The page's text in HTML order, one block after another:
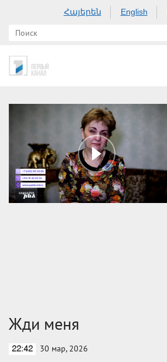
Հայերեն English
Жди меня
22:42 30 мар, 2026